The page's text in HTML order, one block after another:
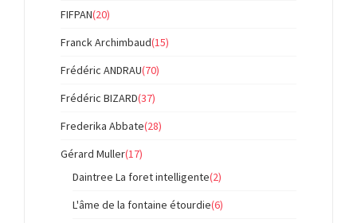
FIFPAN(20)
Franck Archimbaud(15)
Frédéric ANDRAU(70)
Frédéric BIZARD(37)
Frederika Abbate(28)
Gérard Muller(17)
Daintree La foret intelligente(2)
L'âme de la fontaine étourdie(6)